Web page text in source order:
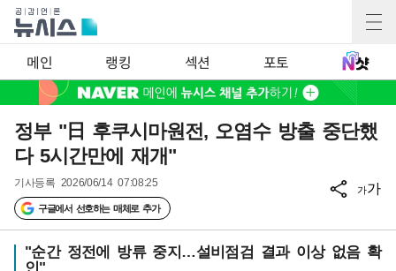
메인 랭킹 섹션 포토
정부 "日 후쿠시마원전, 오염수 방출 중단했
다 5시간만에 재개"
기사등록 2026/06/14 07:08:25
구글에서 선호하는 매체로 추가
가가
"순간 정전에 방류 중지…설비점검 결과 이상 없음 확